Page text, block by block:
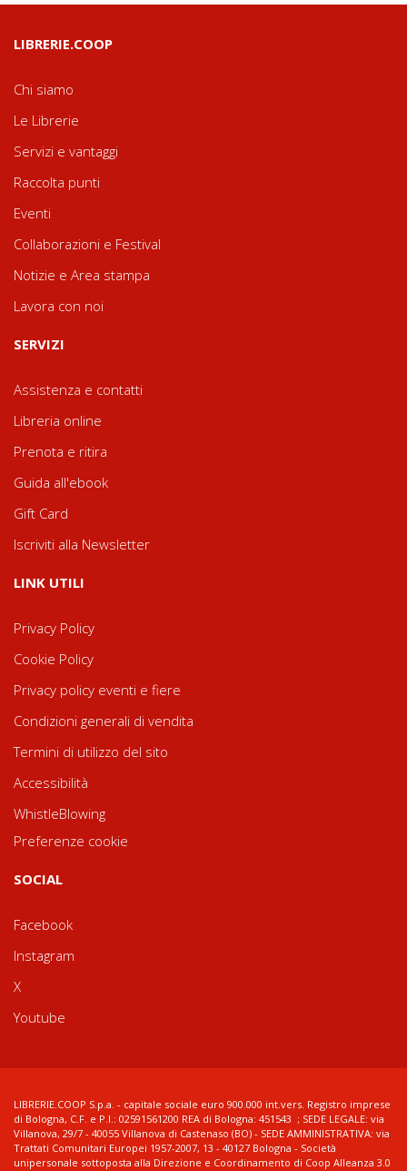
LIBRERIE.COOP
Chi siamo
Le Librerie
Servizi e vantaggi
Raccolta punti
Eventi
Collaborazioni e Festival
Notizie e Area stampa
Lavora con noi
SERVIZI
Assistenza e contatti
Libreria online
Prenota e ritira
Guida all'ebook
Gift Card
Iscriviti alla Newsletter
LINK UTILI
Privacy Policy
Cookie Policy
Privacy policy eventi e fiere
Condizioni generali di vendita
Termini di utilizzo del sito
Accessibilità
WhistleBlowing
Preferenze cookie
SOCIAL
Facebook
Instagram
X
Youtube
LIBRERIE.COOP S.p.a. - capitale sociale euro 900.000 int.vers. Registro imprese
di Bologna, C.F. e P.I.: 02591561200 REA di Bologna: 451543 ; SEDE LEGALE: via
Villanova, 29/7 - 40055 Villanova di Castenaso (BO) - SEDE AMMINISTRATIVA: via
Trattati Comunitari Europei 1957-2007, 13 - 40127 Bologna - Società
unipersonale sottoposta alla Direzione e Coordinamento di Coop Alleanza 3.0